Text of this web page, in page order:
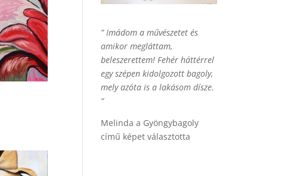
” Imádom a művészetet és
amikor megláttam,
beleszerettem! Fehér háttérrel
egy szépen kidolgozott bagoly,
mely azóta is a lakásom dísze.
“
Melinda a Gyöngybagoly
című képet választotta